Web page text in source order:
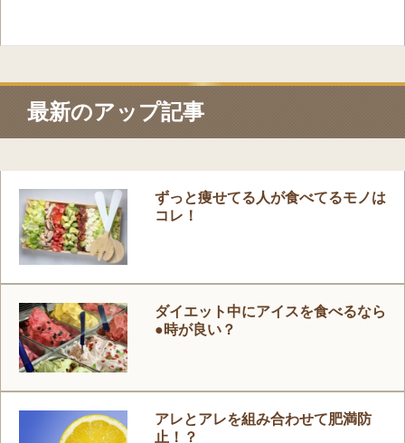
最新のアップ記事
ずっと痩せてる人が食べてるモノは
コレ！
ダイエット中にアイスを食べるなら
●時が良い？
アレとアレを組み合わせて肥満防
止！？